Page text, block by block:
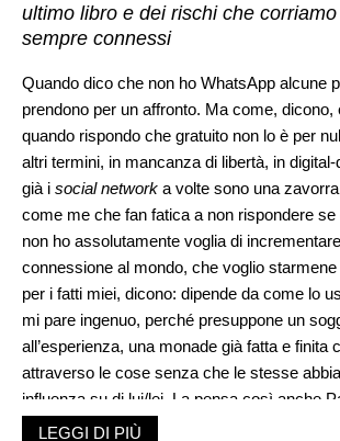
ultimo libro e dei rischi che
sempre connessi
Quando dico che non ho WhatsApp alcune
prendono per un affronto. Ma come, dicono,
quando rispondo che gratuito non lo è per
altri termini, in mancanza di libertà, in
già i social network a volte sono una
come me che fan fatica a non rispondere
non ho assolutamente voglia di
connessione al mondo, che voglio
per i fatti miei, dicono: dipende da come lo
mi pare ingenuo, perché presuppone un
all’esperienza, una monade già fatta e finita
attraverso le cose senza che le stesse
influenza su di lui/lei. La pensa così anche
(anche se mi ha confessato di avere
LEGGI DI PIÙ